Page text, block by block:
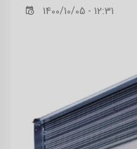
1400/10/05 - 12:31